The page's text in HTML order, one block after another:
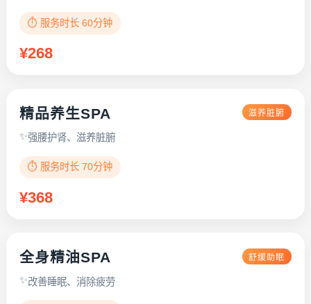
⏱️ 服务时长 60分钟
¥268
精品养生SPA 滋养脏腑
强腰护肾、滋养脏腑
⏱️ 服务时长 70分钟
¥368
全身精油SPA 舒缓助眠
改善睡眠、消除疲劳